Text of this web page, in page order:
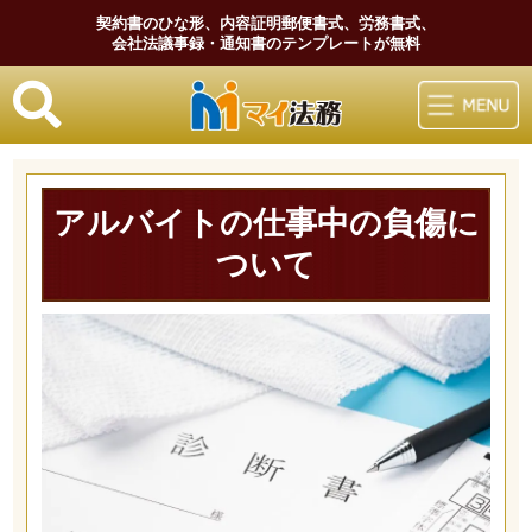
契約書のひな形、内容証明郵便書式、労務書式、
会社法議事録・通知書のテンプレートが無料
マイ法務
アルバイトの仕事中の負傷に
ついて